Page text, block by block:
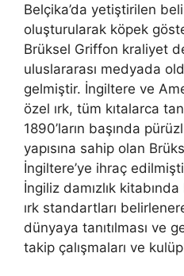
Belçika’da yetiştirilen
oluşturularak köpek
Brüksel Griffon kraliyet
uluslararası medyada
gelmiştir. İngiltere ve
özel ırk, tüm kıtalarca
1890’ların başında
yapısına sahip olan
İngiltere’ye ihraç
İngiliz damızlık
ırk standartları
dünyaya tanıtılması ve
takip çalışmaları ve